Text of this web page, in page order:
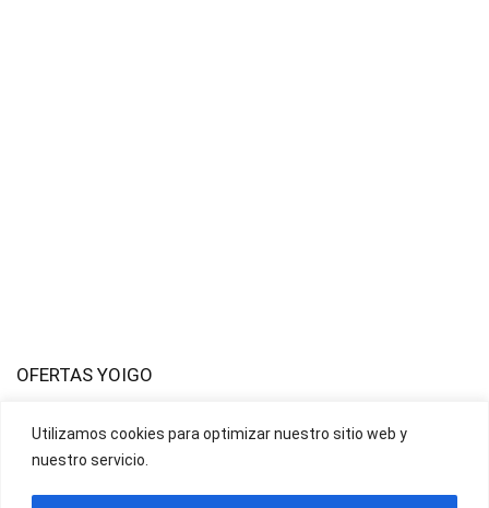
Utilizamos cookies para optimizar nuestro sitio web y
nuestro servicio.
OFERTAS YOIGO
OFERTAS JAZZTEL